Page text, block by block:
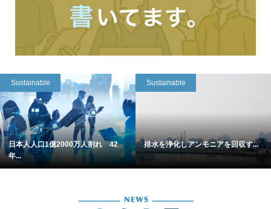
Sustainable
日本人人口1億2000万人割れ 42
年...
Sustainable
排水を浄化しアンモニアを回収す...